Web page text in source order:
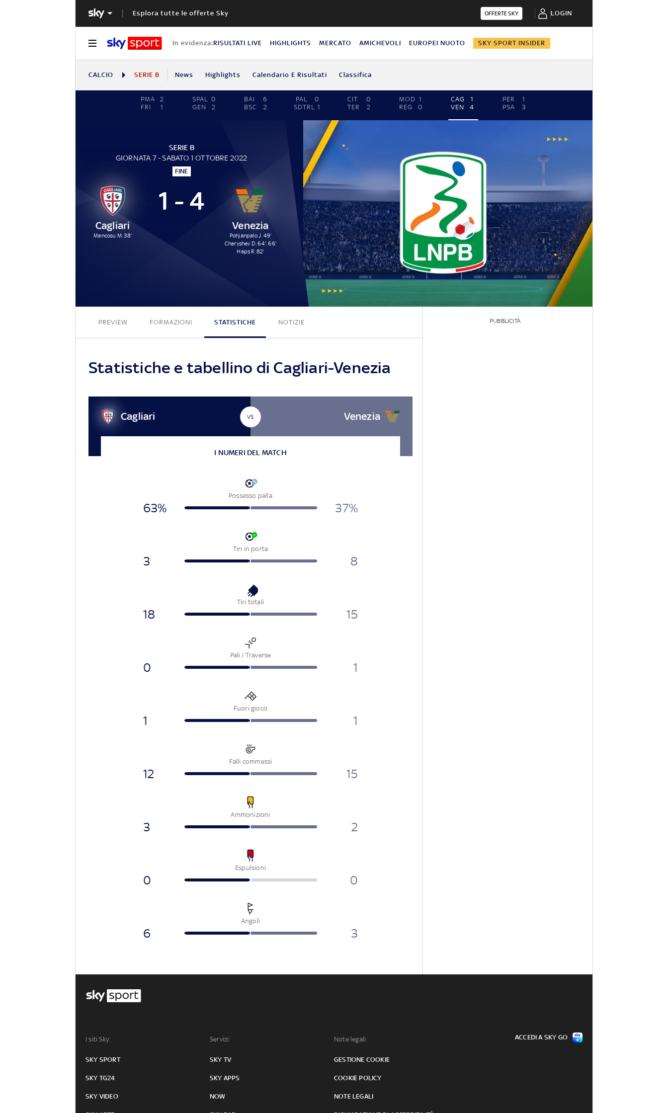
Esplora tutte le offerte Sky OFFERTE SKY LOGIN
In evidenza:RISULTATI LIVE HIGHLIGHTS MERCATO AMICHEVOLI EUROPEI NUOTO SKY SPORT INSIDER
CALCIO SERIE B News Highlights Calendario E Risultati Classifica
PMA
2
FRI
1
SPAL
0
GEN
2
BAI
6
BSC
2
PAL
0
SDTRL
1
CIT
0
TER
2
MOD 1
REG
0
CAG
1
VEN
4
PER
1
PSA
3
SERIE B
GIORNATA 7 - SABATO 1 OTTOBRE 2022
FINE
Cagliari
Mancosu M. 38'
1 - 4
Venezia
Pohjanpalo J. 49'
Cheryshev D. 64', 66'
Haps R. 82'
1 - 4
PREVIEW FORMAZIONI STATISTICHE NOTIZIE
Statistiche e tabellino di Cagliari-Venezia
Cagliari VS Venezia
I NUMERI DEL MATCH
Possesso palla
63% 37%
Tiri in porta
3 8
Tiri totali
18 15
Pali / Traverse
0 1
Fuori gioco
1 1
Falli commessi
12 15
Ammonizioni
3 2
Espulsioni
0 0
Angoli
6 3
PUBBLICITÀ
I siti Sky:
SKY SPORT
SKY TG24
SKY VIDEO
Servizi:
SKY TV
SKY APPS
NOW
Note legali:
GESTIONE COOKIE
COOKIE POLICY
NOTE LEGALI
ACCEDI A SKY GO